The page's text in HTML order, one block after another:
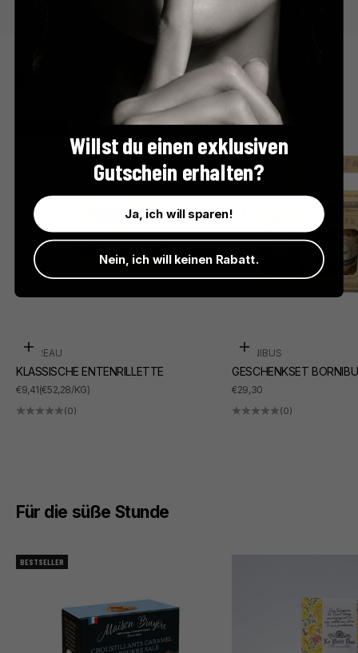
Der perfekte Apéro
In den Warenkorb
SUDREAU
KLASSISCHE ENTENRILLETTE
ANGEBOT
€9,41(€52,28/KG)
(0)
In den Warenkorb
BORNIBUS
GESCHENKSET
ANGEBOT
€29,30
(0)
Für die süße Stunde
BESTSELLER
Willst du einen exklusiven
Gutschein erhalten?
Ja, ich will sparen!
Nein, ich will keinen Rabatt.